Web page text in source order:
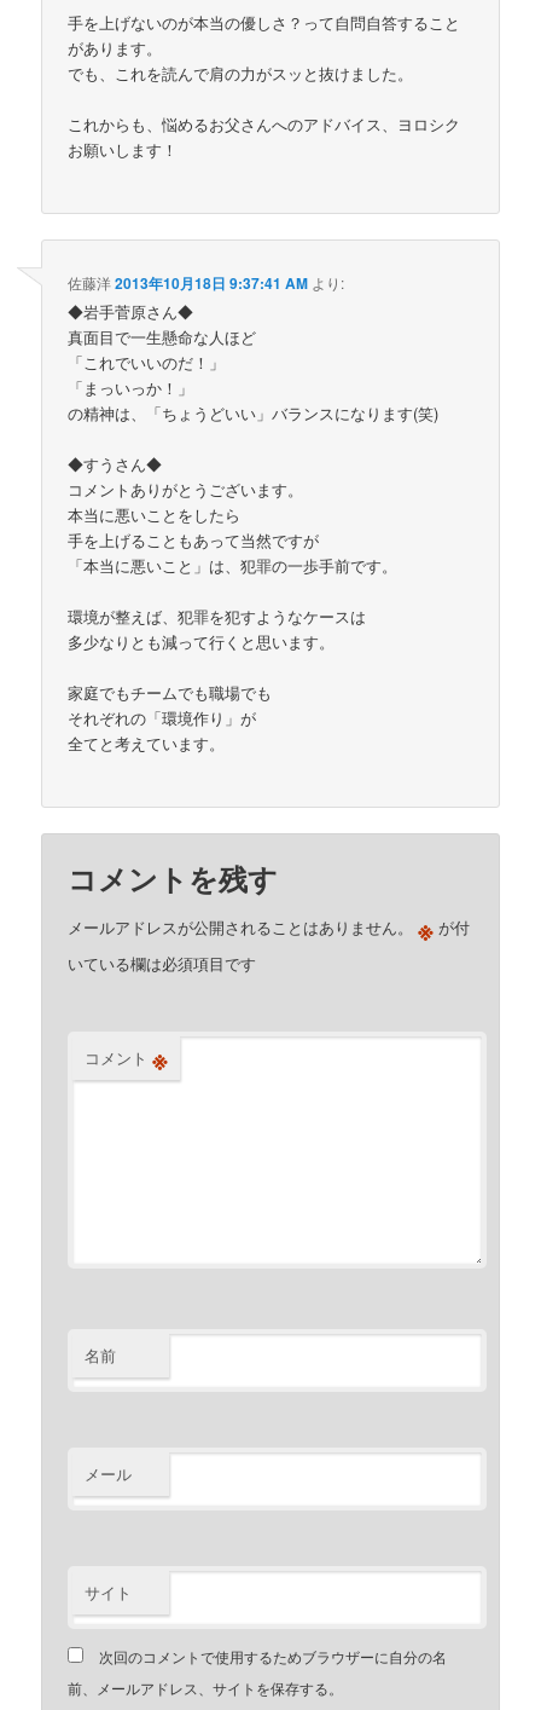
手を上げないのが本当の優しさ？って自問自答すること
があります。
でも、これを読んで肩の力がスッと抜けました。
これからも、悩めるお父さんへのアドバイス、ヨロシク
お願いします！
佐藤洋2013年10月18日 9:37:41 AM より:
◆岩手菅原さん◆
真面目で一生懸命な人ほど
「これでいいのだ！」
「まっいっか！」
の精神は、「ちょうどいい」バランスになります(笑)
◆すうさん◆
コメントありがとうございます。
本当に悪いことをしたら
手を上げることもあって当然ですが
「本当に悪いこと」は、犯罪の一歩手前です。
環境が整えば、犯罪を犯すようなケースは
多少なりとも減って行くと思います。
家庭でもチームでも職場でも
それぞれの「環境作り」が
全てと考えています。
コメントを残す
メールアドレスが公開されることはありません。 ※ が付
いている欄は必須項目です
コメント ※
名前
メール
サイト
次回のコメントで使用するためブラウザーに自分の名
前、メールアドレス、サイトを保存する。